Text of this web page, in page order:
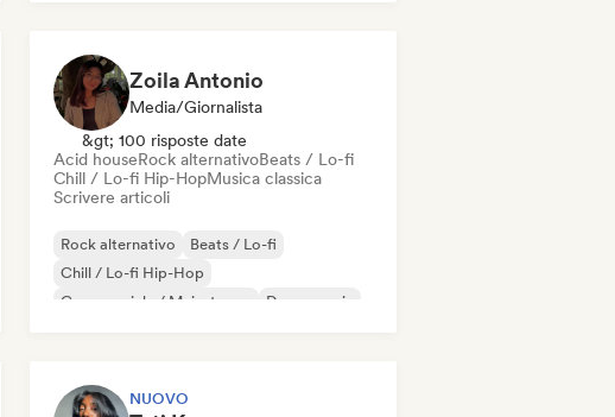
Zoila Antonio
Media/Giornalista
&gt; 100 risposte date
Acid houseRock alternativoBeats / Lo-fi
Chill / Lo-fi Hip-HopMusica classica
Scrivere articoli
Rock alternativo
Beats / Lo-fi
Chill / Lo-fi Hip-Hop
Commerciale / Mainstream
Dance music
NUOVO